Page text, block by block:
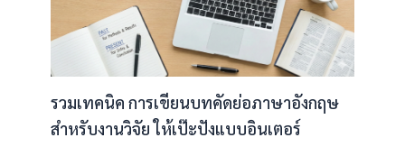
รวมเทคนิค การเขียนบทคัดย่อภาษาอังกฤษ
สำหรับงานวิจัย ให้เป๊ะปังแบบอินเตอร์